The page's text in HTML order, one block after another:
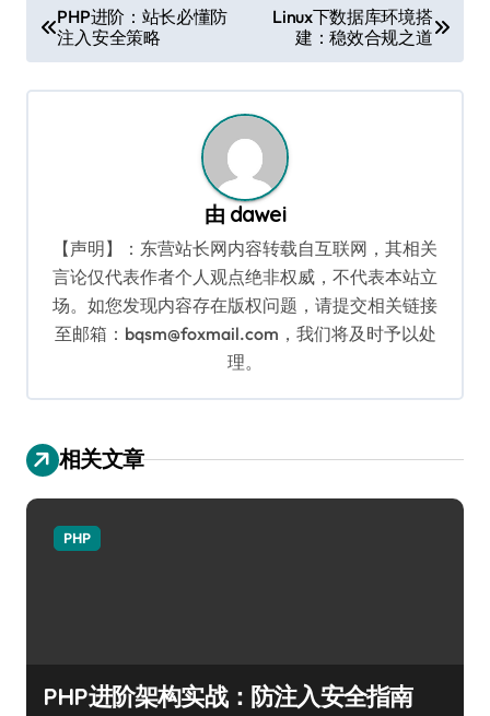
章
导
PHP进阶：站长必懂防
注入安全策略
Linux下数据库环境搭
建：稳效合规之道
由 dawei
【声明】：东营站长网内容转载自互联网，其相关
言论仅代表作者个人观点绝非权威，不代表本站立
场。如您发现内容存在版权问题，请提交相关链接
至邮箱：bqsm@foxmail.com，我们将及时予以处
理。
相关文章
PHP
PHP进阶架构实战：防注入安全指南